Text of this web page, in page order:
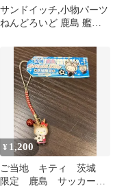
サンドイッチ,小物パーツ
ねんどろいど 鹿島 艦隊
パーツ
¥ 1,200
ご当地 キティ 茨城
限定 鹿島 サッカー